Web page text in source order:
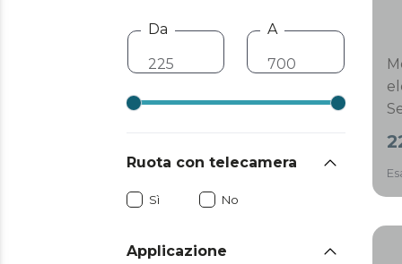
Da A
Ruota con telecamera
Sì No
Applicazione